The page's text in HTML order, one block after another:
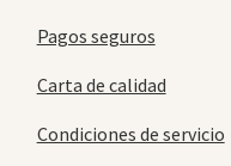
Pagos seguros
Carta de calidad
Condiciones de servicio